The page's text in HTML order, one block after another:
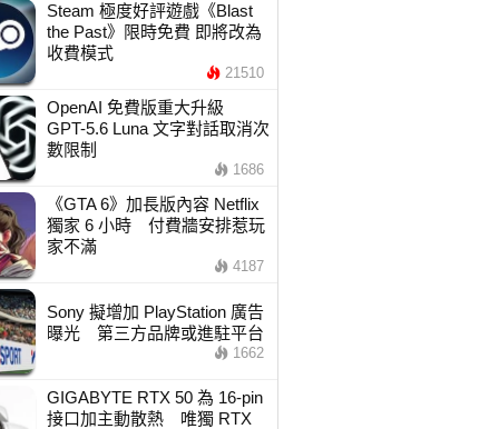
Steam 極度好評遊戲《Blast
the Past》限時免費 即將改為
收費模式
21510
OpenAI 免費版重大升級
GPT-5.6 Luna 文字對話取消次
數限制
1686
《GTA 6》加長版內容 Netflix
獨家 6 小時 付費牆安排惹玩
家不滿
4187
Sony 擬增加 PlayStation 廣告
曝光 第三方品牌或進駐平台
1662
GIGABYTE RTX 50 為 16-pin
接口加主動散熱 唯獨 RTX